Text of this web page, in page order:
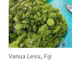
Vanua Levu, Fiji